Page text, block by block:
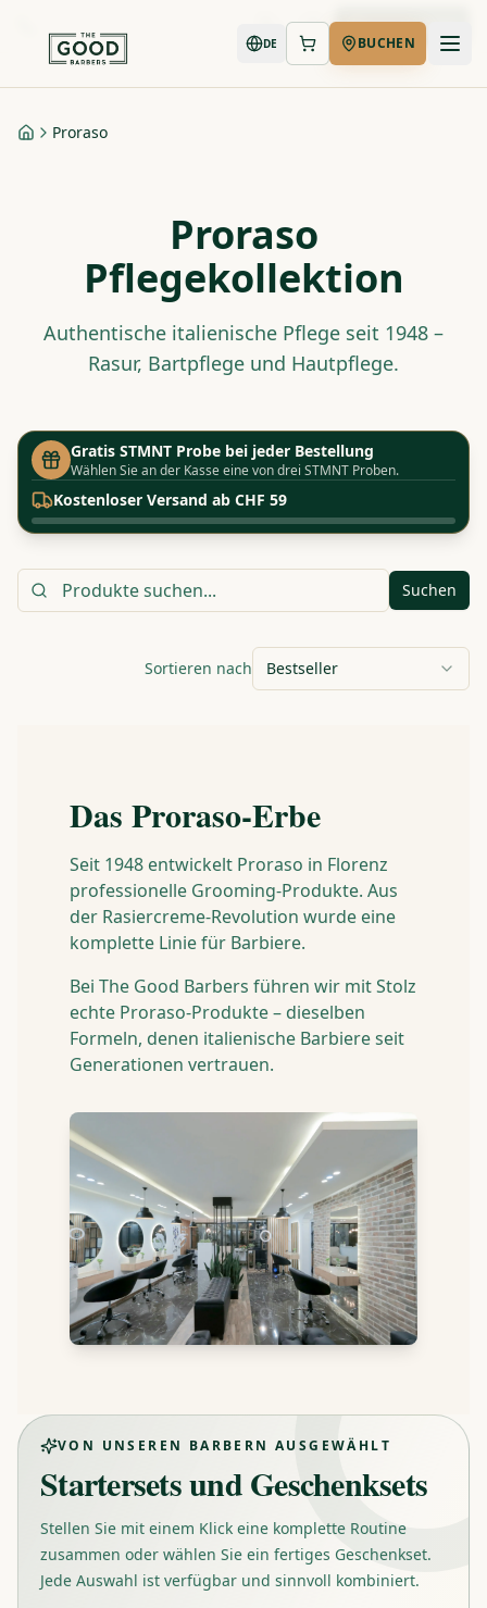
Jetzt buchen
DE BUCHEN
Startseite
Proraso
Proraso
Pflegekollektion
Authentische italienische Pflege seit 1948 –
Rasur, Bartpflege und Hautpflege.
Gratis STMNT Probe bei jeder Bestellung
Wählen Sie an der Kasse eine von drei STMNT Proben.
Kostenloser Versand ab CHF 59
Suchen
Sortieren nach Bestseller
Das Proraso-Erbe
Seit 1948 entwickelt Proraso in Florenz
professionelle Grooming-Produkte. Aus
der Rasiercreme-Revolution wurde eine
komplette Linie für Barbiere.
Bei The Good Barbers führen wir mit Stolz
echte Proraso-Produkte – dieselben
Formeln, denen italienische Barbiere seit
Generationen vertrauen.
VON UNSEREN BARBERN AUSGEWÄHLT
Startersets und Geschenksets
Stellen Sie mit einem Klick eine komplette Routine
zusammen oder wählen Sie ein fertiges Geschenkset.
Jede Auswahl ist verfügbar und sinnvoll kombiniert.